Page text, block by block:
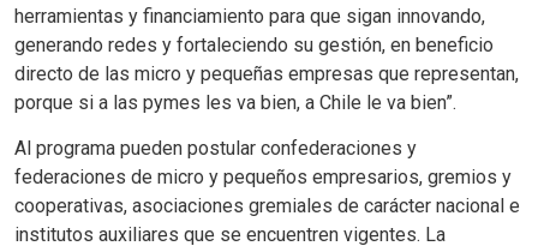
herramientas y financiamiento para que sigan innovando,
generando redes y fortaleciendo su gestión, en beneficio
directo de las micro y pequeñas empresas que representan,
porque si a las pymes les va bien, a Chile le va bien”.
Al programa pueden postular confederaciones y
federaciones de micro y pequeños empresarios, gremios y
cooperativas, asociaciones gremiales de carácter nacional e
institutos auxiliares que se encuentren vigentes. La